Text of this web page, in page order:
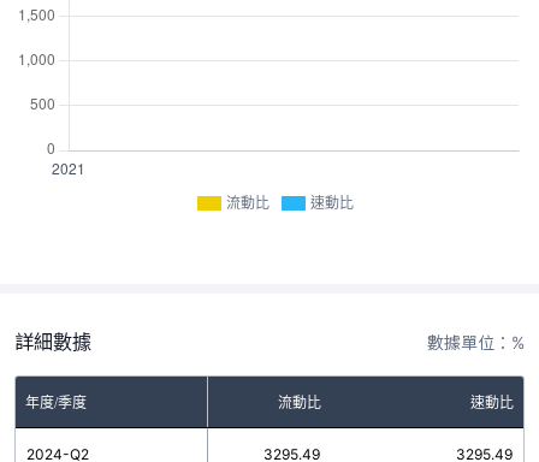
流動比 速動比
詳細數據 數據單位：%
年度/季度 流動比 速動比
2024-Q2 3295.49 3295.49